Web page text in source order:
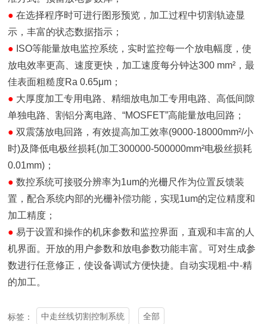
●在选择程序时可进行图形预览，加工过程中切割轨迹显
示，丰富的状态数据指示；
● ISO等能量放电监控系统，实时监控每一个放电幅度，使
放电效率更高、速度更快，加工速度每分钟达300 mm² ，最
佳表面粗糙度Ra 0.65μm；
● 大厚度加工专用电路、精细放电加工专用电路、高低间隙
单独电路、割铝分离电路、“MOSFET”高能量放电回路；
●双震荡放电回路，有效提高加工效率(9000-18000mm²/小
时)及降低电极丝损耗(加工300000-500000mm²电极丝损耗
0.01mm)；
●数控系统可接驳分辨率为1um的光栅尺作为位置反馈装
置，配合系统内部的光栅补偿功能，实现1um的定位精度和
加工精度；
●易于设置和操作的机床参数和监控界面，直观和丰富的人
机界面。开放的用户参数和放电参数功能丰富。可对生成参
数进行任意修正，使设备调试方便快捷。自动实现粗-中-精
的加工。
标签： 中走丝线切割控制系统 全部